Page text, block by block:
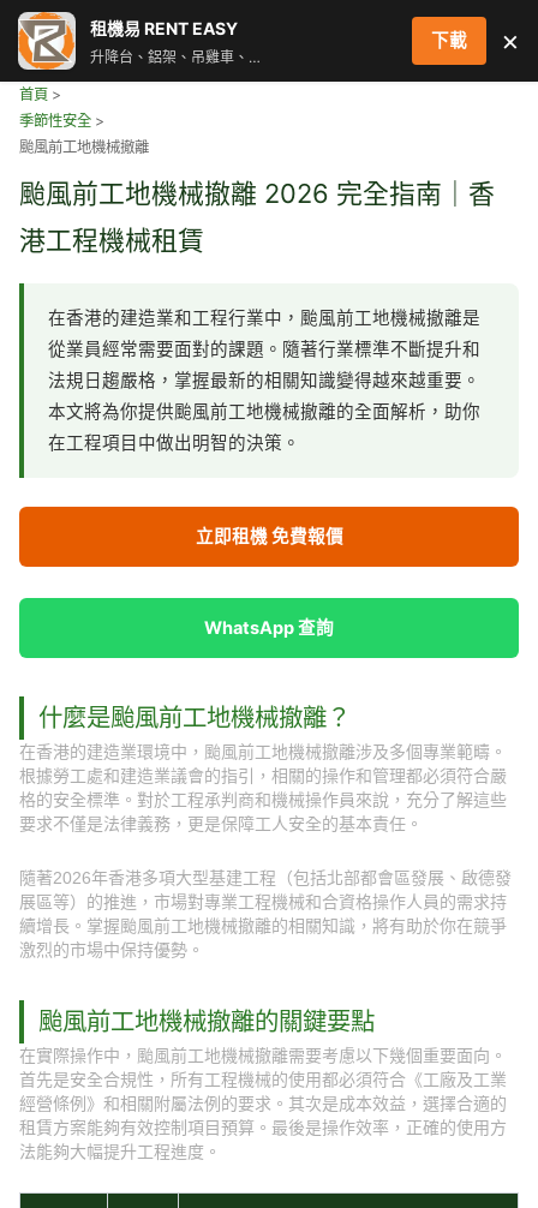
首頁 >
季節性安全 >
颱風前工地機械撤離
颱風前工地機械撤離 2026 完全指南｜香
港工程機械租賃
在香港的建造業和工程行業中，颱風前工地機械撤離是
從業員經常需要面對的課題。隨著行業標準不斷提升和
法規日趨嚴格，掌握最新的相關知識變得越來越重要。
本文將為你提供颱風前工地機械撤離的全面解析，助你
在工程項目中做出明智的決策。
立即租機 免費報價
WhatsApp 查詢
什麼是颱風前工地機械撤離？
在香港的建造業環境中，颱風前工地機械撤離涉及多個專業範疇。
根據勞工處和建造業議會的指引，相關的操作和管理都必須符合嚴
格的安全標準。對於工程承判商和機械操作員來說，充分了解這些
要求不僅是法律義務，更是保障工人安全的基本責任。
隨著2026年香港多項大型基建工程（包括北部都會區發展、啟德發
展區等）的推進，市場對專業工程機械和合資格操作人員的需求持
續增長。掌握颱風前工地機械撤離的相關知識，將有助於你在競爭
激烈的市場中保持優勢。
颱風前工地機械撤離的關鍵要點
在實際操作中，颱風前工地機械撤離需要考慮以下幾個重要面向。
首先是安全合規性，所有工程機械的使用都必須符合《工廠及工業
經營條例》和相關附屬法例的要求。其次是成本效益，選擇合適的
租賃方案能夠有效控制項目預算。最後是操作效率，正確的使用方
法能夠大幅提升工程進度。
租機易 RENT EASY
升降台、鋁架、吊雞車、街燈車 即時叫車配對服務
下載 ×